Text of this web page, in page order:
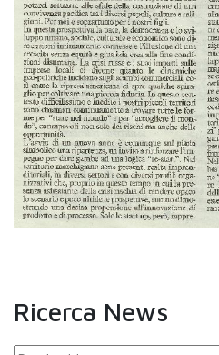
Ricerca News